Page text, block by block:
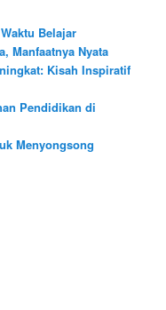
Belajar
Manfaatnya Nyata
Kisah Inspiratif
Pendidikan di
Menyongsong